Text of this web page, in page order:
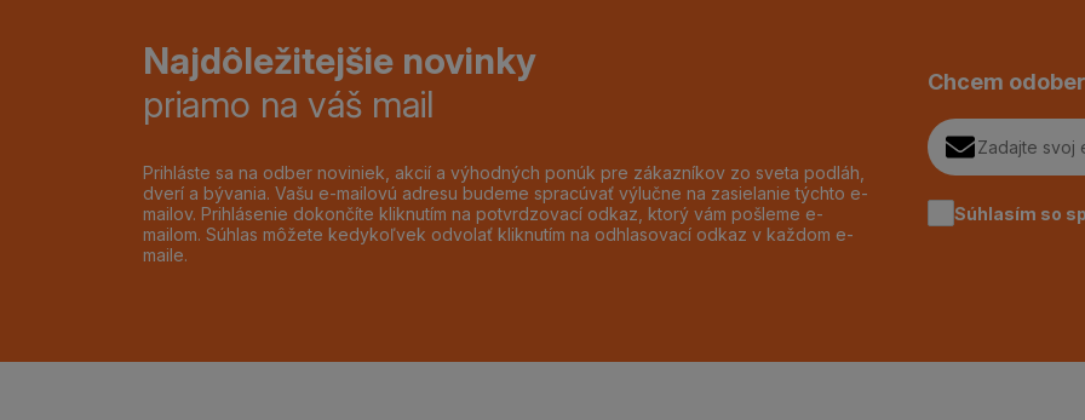
Najdôležitejšie novinky
priamo na váš mail
Prihláste sa na odber noviniek, akcií a výhodných ponúk pre zákazníkov zo sveta podláh,
dverí a bývania. Vašu e-mailovú adresu budeme spracúvať výlučne na zasielanie týchto e-
mailov. Prihlásenie dokončíte kliknutím na potvrdzovací odkaz, ktorý vám pošleme e-
mailom. Súhlas môžete kedykoľvek odvolať kliknutím na odhlasovací odkaz v každom e-
maile.
Chcem
Súhlasím so